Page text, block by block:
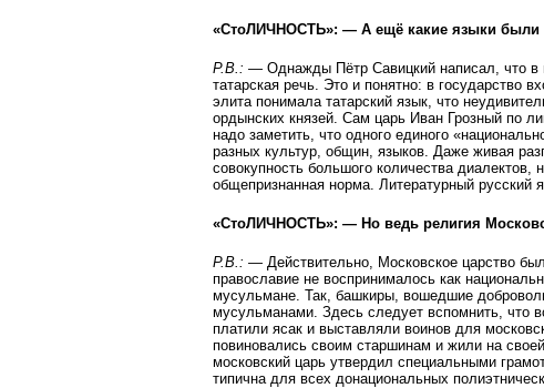
«СтоЛИЧНОСТЬ»: — А ещё какие языки были
Р.В.: — Однажды Пётр Савицкий написал, что в
татарская речь. Это и понятно: в государство
элита понимала татарский язык, что
ордынских князей. Сам царь Иван Грозный по
надо заметить, что одного единого
разных культур, общин, языков. Даже живая
совокупность большого количества диалектов,
общепризнанная норма. Литературный русский
«СтоЛИЧНОСТЬ»: — Но ведь религия
Р.В.: — Действительно, Московское царство
православие не воспринималось как
мусульмане. Так, башкиры, вошедшие
мусульманами. Здесь следует вспомнить, что
платили ясак и выставляли воинов для
повиновались своим старшинам и жили на
московский царь утвердил специальными
типична для всех донациональных